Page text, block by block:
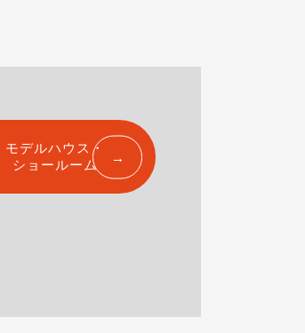
モデルハウス・
ショールーム